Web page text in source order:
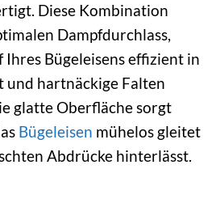
Diese Kombination
Dampfdurchlass,
Bügeleisens effizient in
und hartnäckige Falten
glatte Oberfläche sorgt
Bügeleisen mühelos gleitet
Abdrücke hinterlässt.